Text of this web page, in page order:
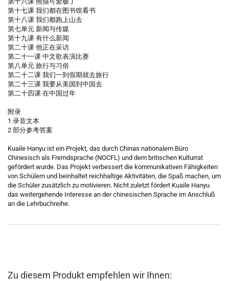
第十七课 我们都在图书馆看书
第十八课 我们都跑上山去
第七单元 新闻与传媒
第十九课 有什么新闻
第二十课 他正在采访
第二十一课 中文歌表演比赛
第八单元 旅行与习俗
第二十二课 我们一到假期就去旅行
第二十三课 我要从美国到中国去
第二十四课 在中国过年
附录
1 录音文本
2 部分参考答案
Kuaile Hanyu ist ein Projekt, das durch Chinas nationalem Büro
Chinesisch als Fremdsprache (NOCFL) und dem britischen Kulturrat
gefördert wurde. Das Projekt verbessert die kommunikativen Fähigkeiten
von Schülern und beinhaltet reichhaltige Aktivitäten, die Spaß machen, um
die Schüler zusätzlich zu motivieren. Nicht zuletzt fördert Kuaile Hanyu
das weitergehende Interesse an der chinesischen Sprache im Anschluß
an die Lehrbuchreihe.
Zu diesem Produkt empfehlen wir Ihnen: